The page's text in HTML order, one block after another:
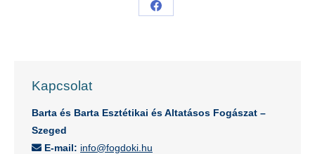
Share
Kapcsolat
Barta és Barta Esztétikai és Altatásos Fogászat –
Szeged
E-mail: info@fogdoki.hu